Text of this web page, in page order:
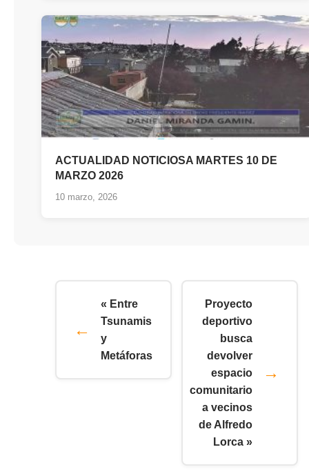
ACTUALIDAD NOTICIOSA MARTES 10 DE
MARZO 2026
10 marzo, 2026
« Entre
Tsunamis
y
Metáforas
Proyecto
deportivo
busca
devolver
espacio
comunitario
a vecinos
de Alfredo
Lorca »